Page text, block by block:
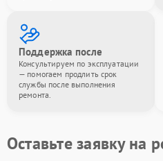
Поддержка после
Консультируем по эксплуатации
— помогаем продлить срок
службы после выполнения
ремонта.
Оставьте заявку на